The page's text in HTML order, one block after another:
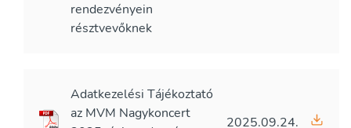
rendezvényein
résztvevőknek
Adatkezelési Tájékoztató
az MVM Nagykoncert
2025.09.24.